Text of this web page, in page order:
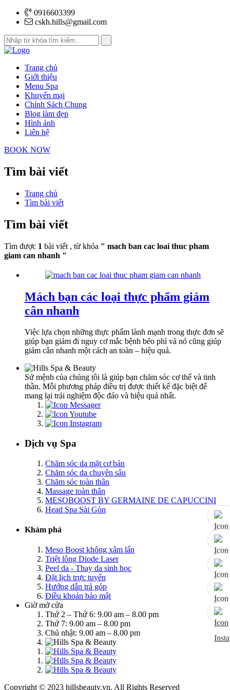
0916603399
cskh.hills@gmail.com
Trang chủ
Giới thiệu
Menu Spa
Khuyến mại
Chính Sách Chung
Blog làm đẹp
Hình ảnh
Liên hệ
BOOK NOW
Tìm bài viết
Trang chủ
Tìm bài viết
Tìm bài viết
Tìm được 1 bài viết , từ khóa " mach ban cac loai thuc pham
giam can nhanh "
Mách bạn các loại thực phẩm giảm
cân nhanh
Việc lựa chọn những thực phẩm lành mạnh trong thực đơn sẽ
giúp bạn giảm đi nguy cơ mắc bệnh béo phì và nó cũng giúp
giảm cân nhanh một cách an toàn – hiệu quả.
Sứ mệnh của chúng tôi là giúp bạn chăm sóc cơ thể và tinh
thần. Mỗi phương pháp điều trị được thiết kế đặc biệt để
mang lại trải nghiệm độc đáo và hiệu quả nhất.
Dịch vụ Spa
Chăm sóc da mặt cơ bản
Chăm sóc da chuyên sâu
Chăm sóc toàn thân
Massage toàn thân
MESOBOOST BY GERMAINE DE CAPUCCINI
Head Spa Sài Gòn
Khám phá
Meso Boost không xâm lấn
Triệt lông Diode Laser
Peel da - Thay da sinh học
Đặt lịch trực tuyến
Hướng dẫn trả góp
Điều khoản bảo mật
Giờ mở cửa
Thứ 2 – Thứ 6: 9.00 am – 8.00 pm
Thứ 7: 9.00 am – 8.00 pm
Chủ nhật: 9.00 am – 8.00 pm
Copyright © 2023 hillsbeauty.vn. All Rights Reserved